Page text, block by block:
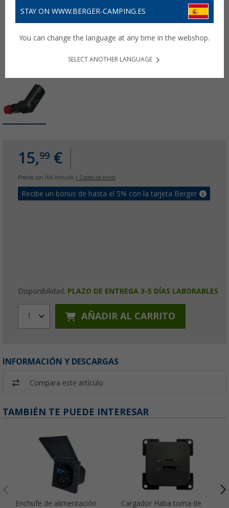
15,99 €
Precios con IVA incluido + Costes de envío
Recibe un bonus de hasta el 5% con la tarjeta Berger
Disponibilidad: PLAZO DE ENTREGA 3-5 DÍAS LABORABLES
1 AÑADIR AL CARRITO
INFORMACIÓN Y DESCARGAS
Compara este artículo
TAMBIÉN TE PUEDE INTERESAR
Enchufe de alimentación
Cargador Haba toma de
STAY ON WWW.BERGER-CAMPING.ES
You can change the language at any time in the webshop.
SELECT ANOTHER LANGUAGE